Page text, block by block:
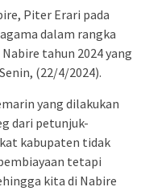
Piter Erari pada
dalam rangka
tahun 2024 yang
(22/4/2024).
yang dilakukan
dari petunjuk-
kabupaten tidak
tetapi
kita di Nabire